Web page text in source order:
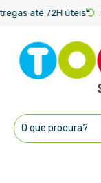
até 72H úteis
para
Conteúdo
Início Categorias